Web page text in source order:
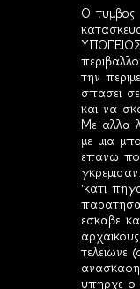
Ο τυμβος
την
σπασει
και να
Με αλλα
με μια
επανω
'κατι
εσκαβε
τελειωνε
υπηρχε ο